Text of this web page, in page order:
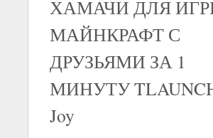
ХАМАЧИ ДЛЯ
МАЙНКРАФТ С
ДРУЗЬЯМИ ЗА 1
МИНУТУ
Joy